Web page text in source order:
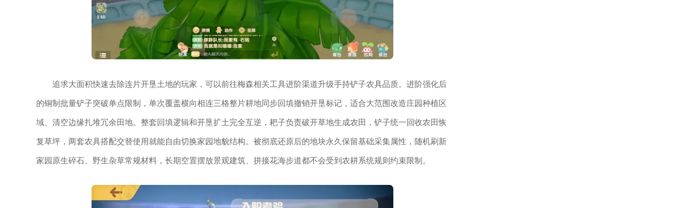
追求大面积快速去除连片开垦土地的玩家，可以前往梅森相关工具进阶渠道升级手持铲子农具品质。进阶强化后
的铜制批量铲子突破单点限制，单次覆盖横向相连三格整片耕地同步回填撤销开垦标记，适合大范围改造庄园种植区
域、清空边缘扎堆冗余田地。整套回填逻辑和开垦扩土完全互逆，耙子负责破开草地生成农田，铲子统一回收农田恢
复草坪，两套农具搭配交替使用就能自由切换家园地貌结构。被彻底还原后的地块永久保留基础采集属性，随机刷新
家园原生碎石、野生杂草常规材料，长期空置摆放景观建筑、拼接花海步道都不会受到农耕系统规则约束限制。